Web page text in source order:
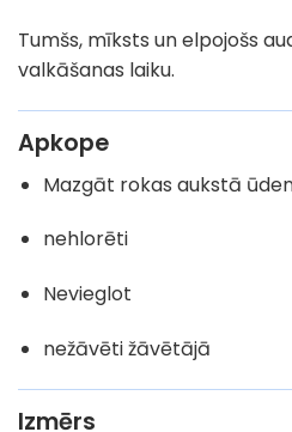
Tumšs, mīksts un elpojošs
valkāšanas laiku.
Apkope
Mazgāt rokas aukstā
nehlorēti
Nevieglot
nežāvēti žāvētājā
Izmērs